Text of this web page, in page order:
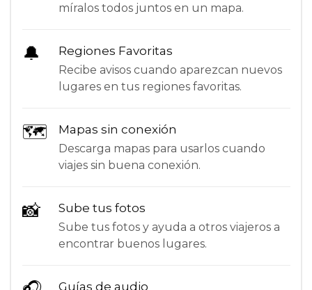
míralos todos juntos en un mapa.
🔔 Regiones Favoritas
Recibe avisos cuando aparezcan nuevos
lugares en tus regiones favoritas.
🗺 Mapas sin conexión
Descarga mapas para usarlos cuando
viajes sin buena conexión.
📸 Sube tus fotos
Sube tus fotos y ayuda a otros viajeros a
encontrar buenos lugares.
Guías de audio